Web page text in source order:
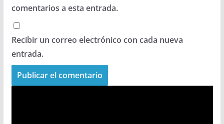
comentarios a esta entrada.
Recibir un correo electrónico con cada nueva
entrada.